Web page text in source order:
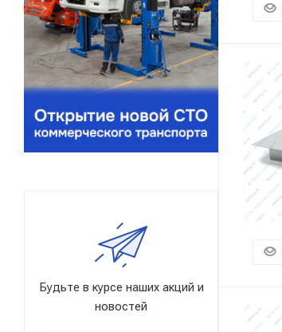
Будьте в курсе наших акций и
новостей